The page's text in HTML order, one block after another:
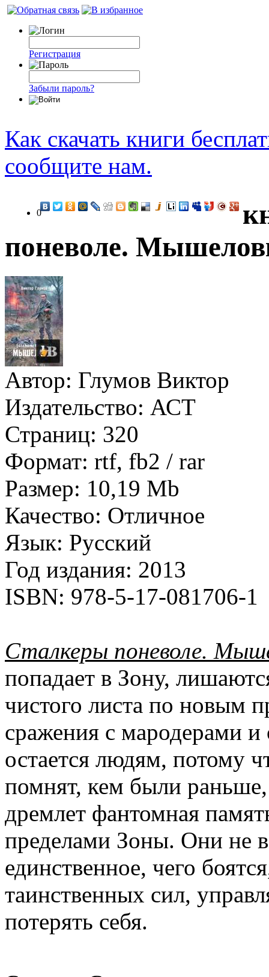
Регистрация
Забыли пароль?
Как скачать книги
сообщите нам.
0
поневоле.
Автор: Глумов Виктор
Издательство: АСТ
Страниц: 320
Формат: rtf, fb2 / rar
Размер: 10,19 Mb
Качество: Отличное
Язык: Русский
Год издания: 2013
ISBN: 978-5-17-081706-1
Сталкеры поневоле.
попадает в Зону,
чистого листа по новым
сражения с мародерами
остается людям, потому
помнят, кем были
дремлет фантомная
пределами Зоны. Они не
единственное, чего
таинственных сил,
потерять себя.